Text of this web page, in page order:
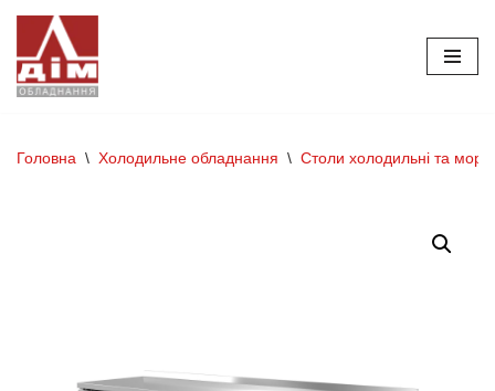
Перейти
до
Головна \ Холодильне обладнання \ Столи холодильні та